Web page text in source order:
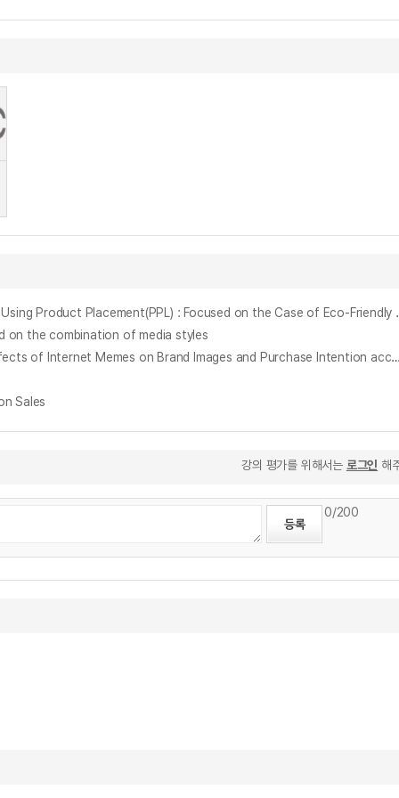
방송영상의 간접광고(PPL)를 활용한 장소마케팅
on the combination of media styles
인터넷 밈의 유무가 광고의 스토리텔링 구성요소에 따라 브랜드 이미지와 구매의도에 미치는 영향 - 국내 동종업계 영상광고의 비교를 중심으로 - = The Effects of Internet Memes on Brand Images
Sales
강의 평가를 위해서는 로그인 해
0/200